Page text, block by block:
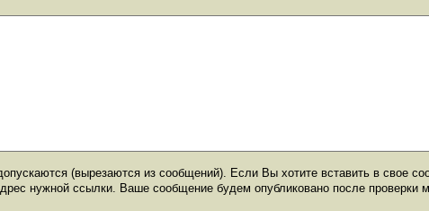
(вырезаются из сообщений). Если Вы хотите вставить в свое
нужной ссылки. Ваше сообщение будем опубликовано после проверки